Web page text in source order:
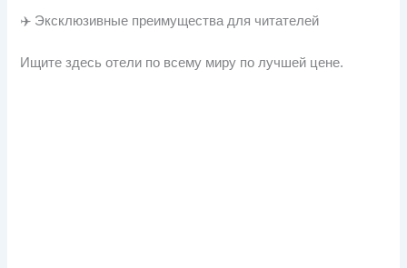
✈️ Эксклюзивные преимущества для читателей
Ищите здесь отели по всему миру по лучшей цене.